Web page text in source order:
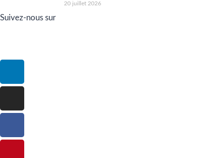
20 juillet 2026
Suivez-nous sur